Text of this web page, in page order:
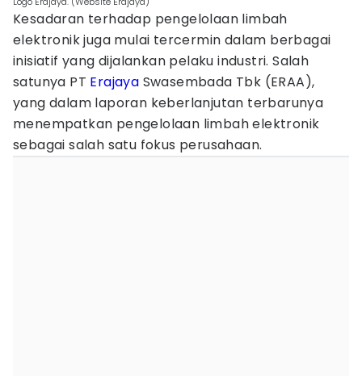
Kesadaran terhadap pengelolaan limbah
elektronik juga mulai tercermin dalam berbagai
inisiatif yang dijalankan pelaku industri. Salah
satunya PT Erajaya Swasembada Tbk (ERAA),
yang dalam laporan keberlanjutan terbarunya
menempatkan pengelolaan limbah elektronik
sebagai salah satu fokus perusahaan.